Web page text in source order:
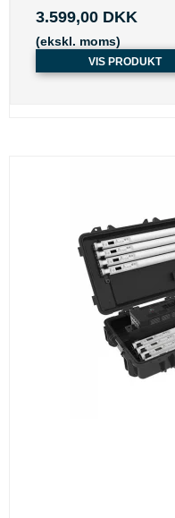
3.599,00 DKK
(ekskl. moms)
VIS PRODUKT